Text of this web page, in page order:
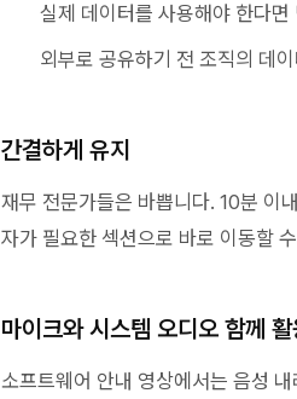
실제 데이터를 사용해야 한다
외부로 공유하기 전 조직의 데
간결하게 유지
재무 전문가들은 바쁩니다. 10분 이
자가 필요한 섹션으로 바로 이동할
마이크와 시스템 오디오 함께 활
소프트웨어 안내 영상에서는 음성